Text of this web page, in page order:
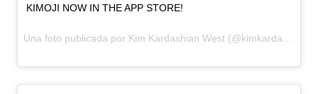
KIMOJI NOW IN THE APP STORE!